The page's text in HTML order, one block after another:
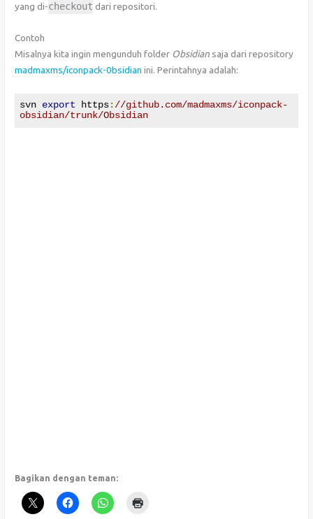
yang di-checkout dari repositori.
Contoh
Misalnya kita ingin mengunduh folder Obsidian saja dari repository
madmaxms/iconpack-0bsidian ini. Perintahnya adalah:
svn export https: //github.com/madmaxms/iconpack-
obsidian/trunk/Obsidian
Bagikan dengan teman: